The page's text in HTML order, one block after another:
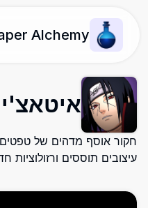
Alchemy
חקור אוסף מדהים של טפטים
עיצובים תוססים ורזולוציות